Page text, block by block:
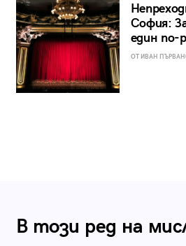
София:
един по-
ОТ ИВАН
В този ред на